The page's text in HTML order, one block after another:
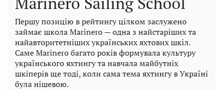
Першу позицію в рейтингу цілком заслужено
займає школа Marinero — одна з найстаріших та
найавторитетніших українських яхтових шкіл.
Саме Marinero багато років формувала культуру
українського яхтингу та навчала майбутніх
шкіперів ще тоді, коли сама тема яхтингу в Україні
була нішевою.